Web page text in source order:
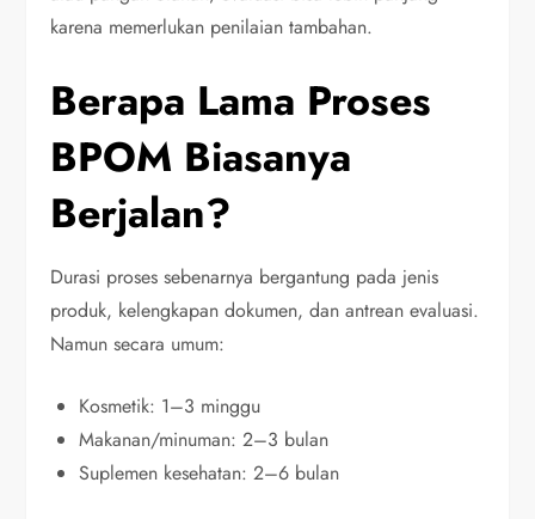
karena memerlukan penilaian tambahan.
Berapa Lama Proses
BPOM Biasanya
Berjalan?
Durasi proses sebenarnya bergantung pada jenis
produk, kelengkapan dokumen, dan antrean evaluasi.
Namun secara umum:
Kosmetik: 1–3 minggu
Makanan/minuman: 2–3 bulan
Suplemen kesehatan: 2–6 bulan